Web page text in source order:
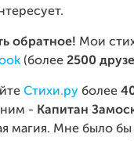
обратное! Мои
(более 2500
Стихи.ру более
- Капитан
магия. Мне было